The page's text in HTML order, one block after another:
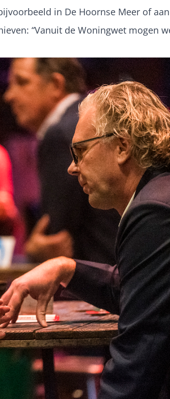
in De Hoornse Meer of
“Vanuit de Woningwet mogen